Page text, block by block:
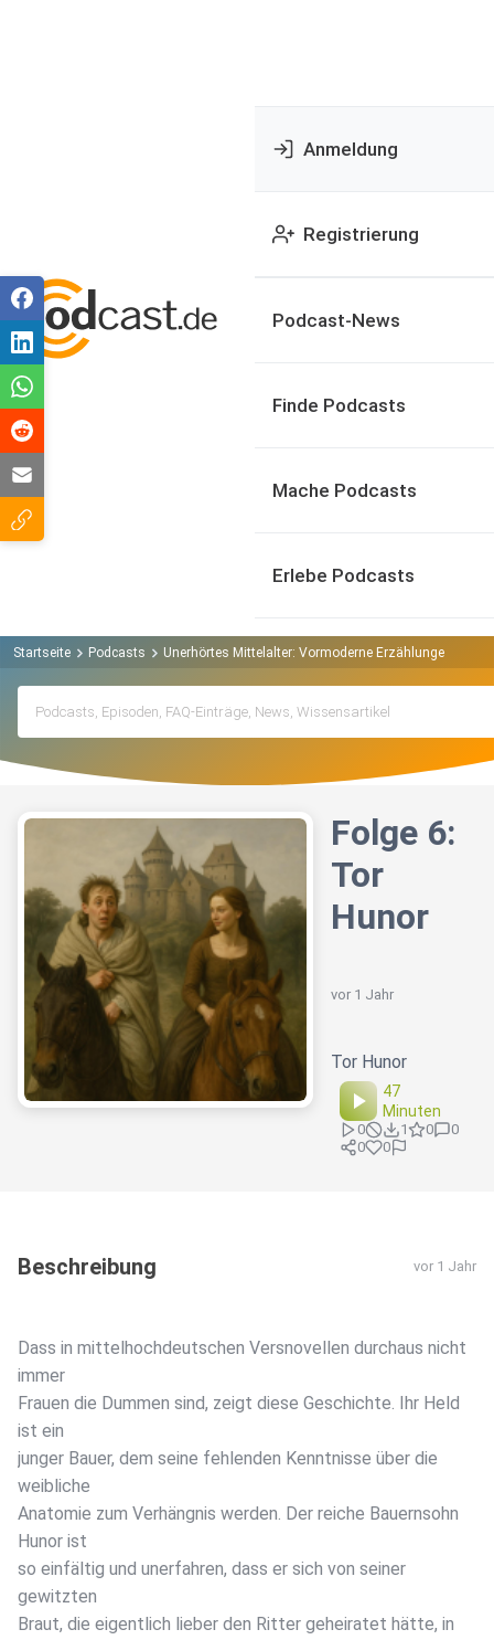
Anmeldung
Registrierung
Podcast-News
Finde Podcasts
Mache Podcasts
Erlebe Podcasts
Startseite Podcasts Unerhörtes Mittelalter: Vormoderne Erzählungen und
Folge 6:
Tor
Hunor
vor 1 Jahr
Tor Hunor
47
Minuten
0 1 0
0
0
0
Beschreibung vor 1 Jahr
Dass in mittelhochdeutschen Versnovellen durchaus nicht
immer
Frauen die Dummen sind, zeigt diese Geschichte. Ihr Held
ist ein
junger Bauer, dem seine fehlenden Kenntnisse über die
weibliche
Anatomie zum Verhängnis werden. Der reiche Bauernsohn
Hunor ist
so einfältig und unerfahren, dass er sich von seiner
gewitzten
Braut, die eigentlich lieber den Ritter geheiratet hätte, in